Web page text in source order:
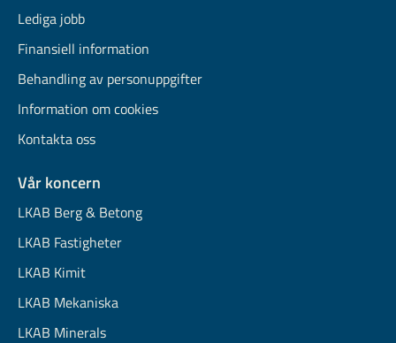
Lediga jobb
Finansiell information
Behandling av personuppgifter
Information om cookies
Kontakta oss
Vår koncern
LKAB Berg & Betong
LKAB Fastigheter
LKAB Kimit
LKAB Mekaniska
LKAB Minerals